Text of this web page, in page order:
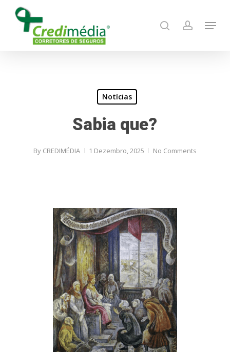
search account
Menu
Notícias
Sabia que?
By CREDIMÉDIA 1 Dezembro, 2025 No Comments